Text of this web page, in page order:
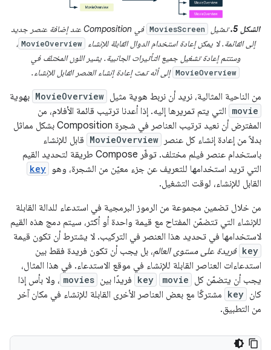
الشكل 5. تمثيل MoviesScreen
في Composition عند إضافة عنصر جديد
إلى القائمة. لا يمكن إعادة استخدام الدوال القابلة للإنشاء
MovieOverview ،
وستتم إعادة تشغيل جميع التأثيرات الجانبية. يشير اللون المختلف في
MovieOverview إلى أنّه تمت إعادة إنشاء العنصر القابل للإنشاء.
من الناحية المثالية، نريد أن نربط هوية مثيل MovieOverview بهوية
movie التي يتم تمريرها إليه. إذا أعدنا ترتيب قائمة الأفلام، من
المفترض أن نعيد ترتيب العناصر في شجرة Composition بشكل مماثل
بدلاً من إعادة إنشاء كل عنصر
MovieOverview قابل للإنشاء
باستخدام عنصر فيلم مختلف. توفّر Compose طريقة لتحديد القيم
التي تريد استخدامها للتعريف عن جزء معيّن من الشجرة، وهو key
القابل للإنشاء، لوقت التشغيل.
من خلال تضمين مجموعة من الرموز البرمجية في استدعاء للدالة القابلة
للإنشاء التي تتضمّن المفتاح مع قيمة واحدة أو أكثر، سيتم دمج هذه القيم
لاستخدامها في تحديد هذا العنصر في التركيب. لا يشترط أن تكون قيمة
key فريدة على مستوى العالم، بل يجب أن تكون فريدة فقط بين
استدعاءات العناصر القابلة للإنشاء في موقع الاستدعاء. في هذا المثال،
يجب أن يتضمّن كل movie
key فريدًا بين movies ، ولا بأس إذا
كان key مشتركًا مع بعض العناصر الأخرى القابلة للإنشاء في مكان آخر
من التطبيق.